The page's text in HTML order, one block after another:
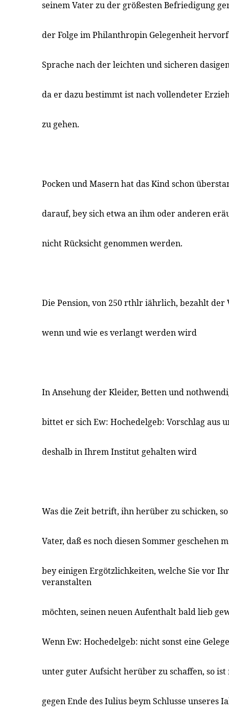
seinem Vater zu der größesten Befriedigung
der Folge im Philanthropin Gelegenheit
Sprache nach der leichten und sicheren
da er dazu bestimmt ist nach vollendeter
zu gehen.
Pocken und Masern hat das Kind schon
darauf, bey sich etwa an ihm oder anderen
nicht Rücksicht genommen werden.
Die Pension, von 250 rthlr iährlich, bezahlt der
wenn und wie es verlangt werden wird
In Ansehung der Kleider, Betten und
bittet er sich Ew: Hochedelgeb: Vorschlag aus
deshalb in Ihrem Institut gehalten wird
Was die Zeit betrift, ihn herüber zu schicken,
Vater, daß es noch diesen Sommer geschehen
bey einigen Ergötzlichkeiten, welche Sie vor
veranstalten
möchten, seinen neuen Aufenthalt bald lieb
Wenn Ew: Hochedelgeb: nicht sonst eine
unter guter Aufsicht herüber zu schaffen, so ist
gegen Ende des Iulius beym Schlusse unseres